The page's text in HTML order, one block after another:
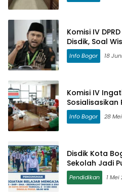
Komisi IV
Disdik, Soal
Info Bogor 18
Komisi IV
Sosialisasikan
Info Bogor 28
Disdik Kota
Sekolah Jadi
Pendidikan 1 Mei